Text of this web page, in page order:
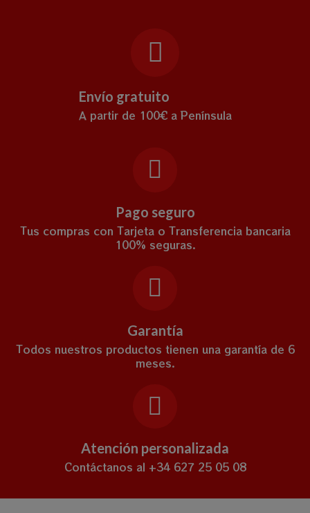
Envío gratuito
A partir de 100€ a Península
Pago seguro
Tus compras con Tarjeta o Transferencia bancaria
100% seguras.
Garantía
Todos nuestros productos tienen una garantía de 6
meses.
Atención personalizada
Contáctanos al +34 627 25 05 08